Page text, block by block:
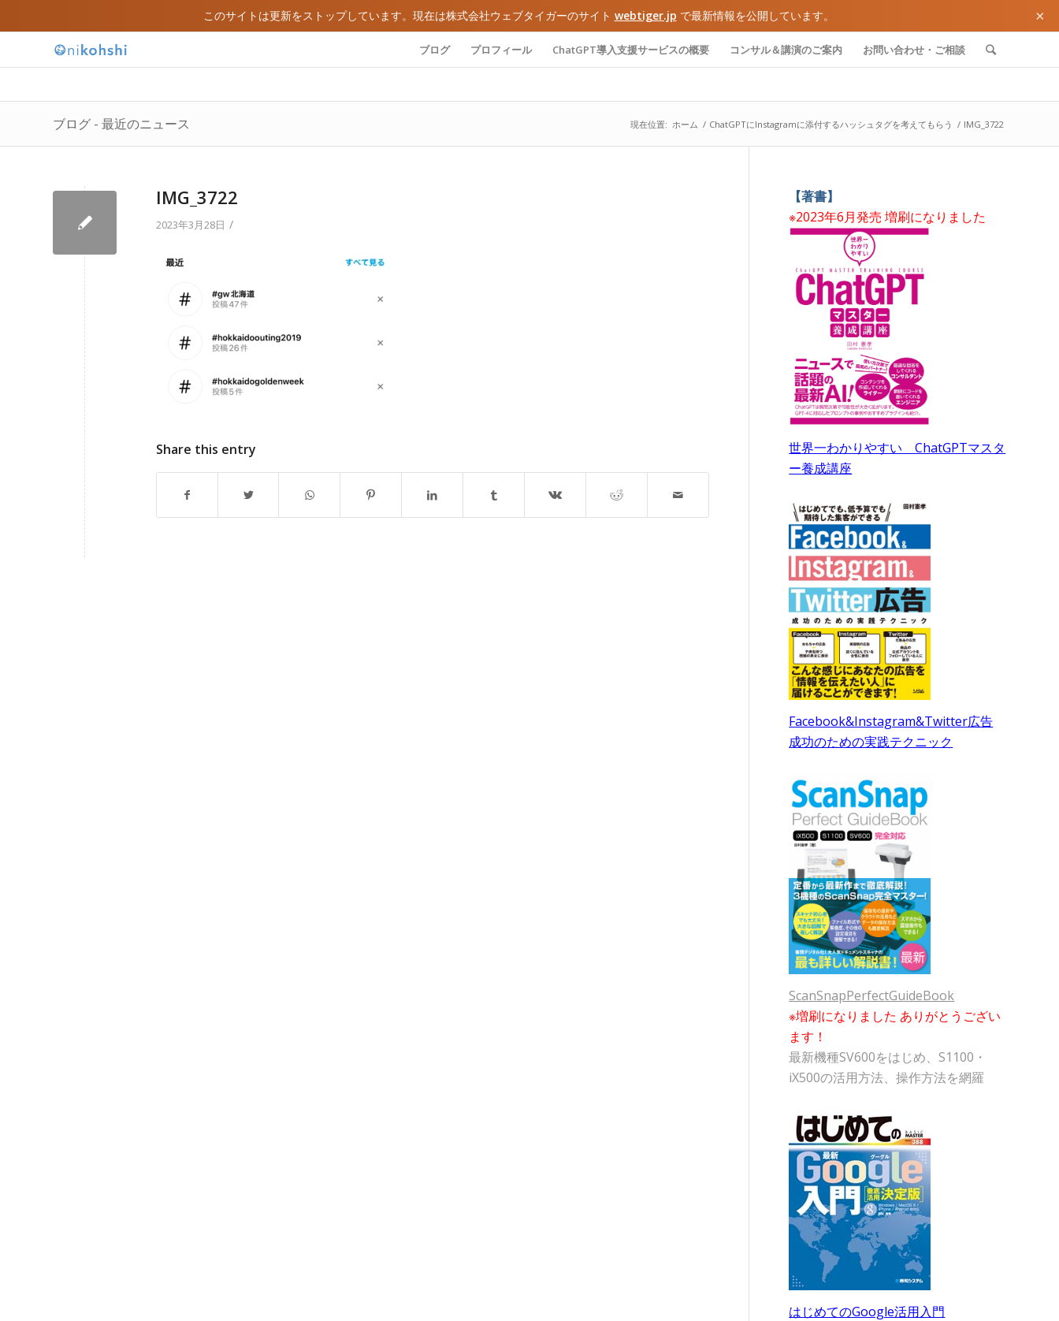
このサイトは更新をストップしています。現在は株式会社ウェブタイガーのサイト webtiger.jp で最新情報を公開しています。 ×
ブログ プロフィール ChatGPT導入支援サービスの概要 コンサル＆講演のご案内 お問い合わせ・ご相談
ブログ - 最近のニュース 現在位置: ホーム / ChatGPTにInstagramに添付するハッシュタグを考えてもらう / IMG_3722
IMG_3722
2023年3月28日 /
Share this entry
【著書】
※2023年6月発売 増刷になりました
世界一わかりやすい ChatGPTマスタ
ー養成講座
Facebook&Instagram&Twitter広告
成功のための実践テクニック
ScanSnapPerfectGuideBook
※増刷になりました ありがとうござい
ます！
最新機種SV600をはじめ、S1100・
iX500の活用方法、操作方法を網羅
はじめてのGoogle活用入門